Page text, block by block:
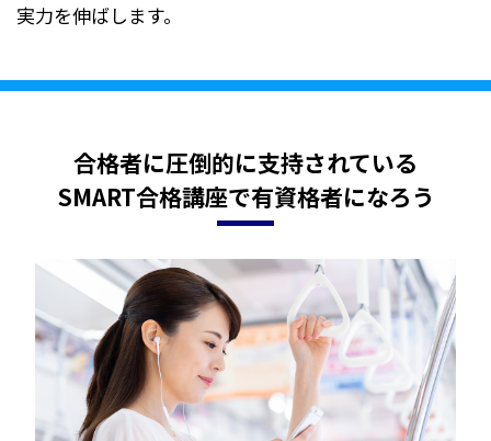
実力を伸ばします。
合格者に圧倒的に支持されている
SMART合格講座で有資格者になろう